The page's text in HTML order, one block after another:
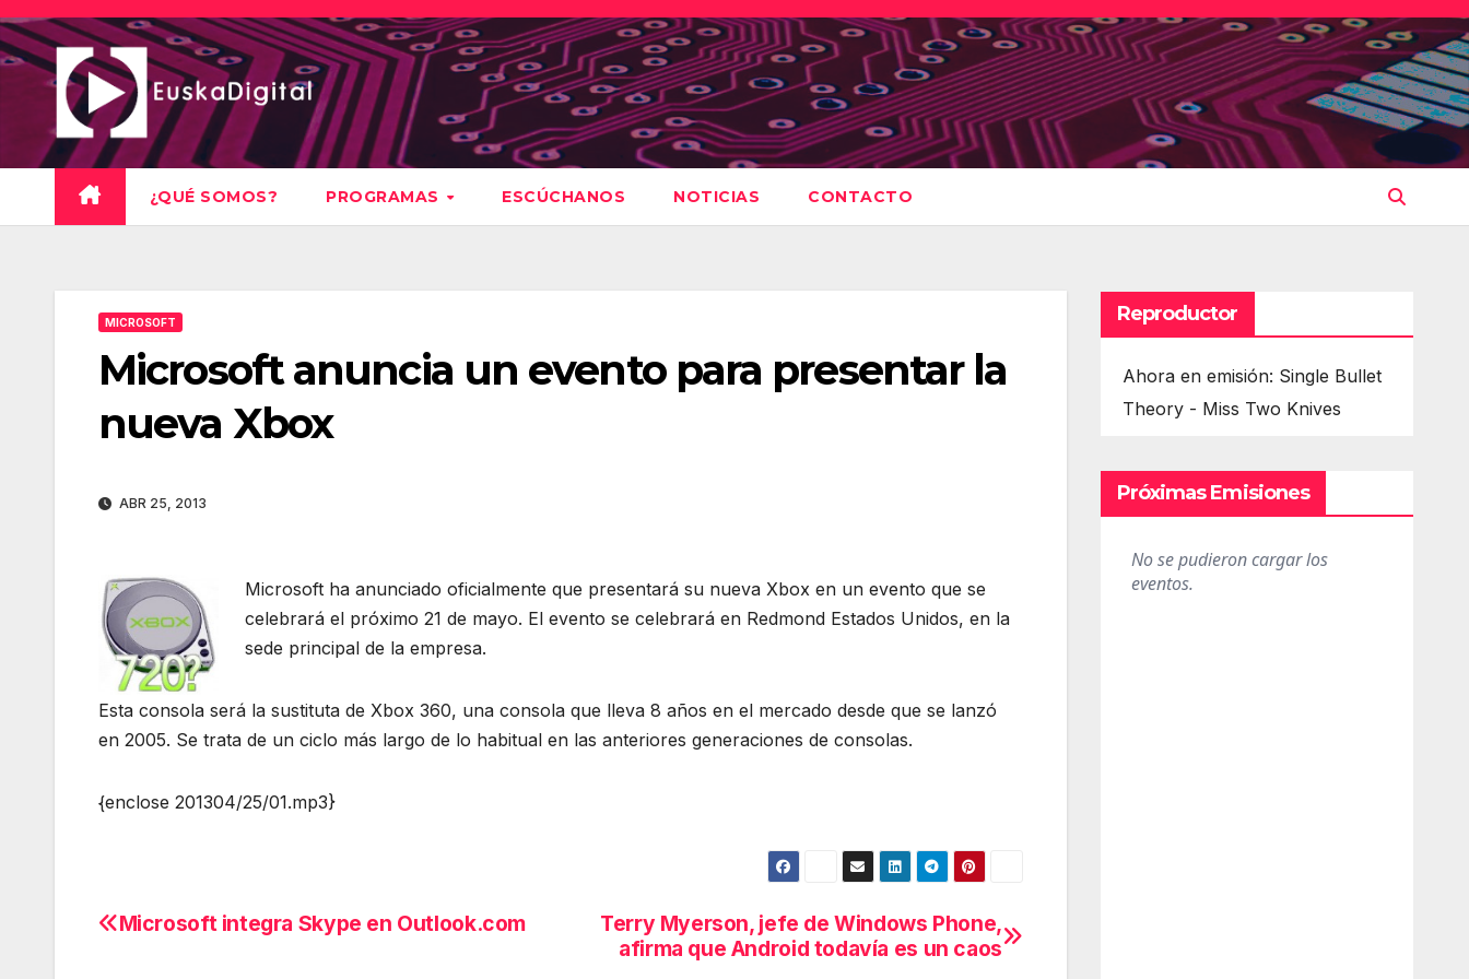
Saltar
al
contenido
¿QUÉ SOMOS? PROGRAMAS ESCÚCHANOS NOTICIAS CONTACTO
MICROSOFT
Microsoft anuncia un evento para presentar la
nueva Xbox
ABR 25, 2013
Microsoft ha anunciado oficialmente que presentará su nueva Xbox en un evento que se
celebrará el próximo 21 de mayo. El evento se celebrará en Redmond Estados Unidos, en la
sede principal de la empresa.
Esta consola será la sustituta de Xbox 360, una consola que lleva 8 años en el mercado desde que se lanzó
en 2005. Se trata de un ciclo más largo de lo habitual en las anteriores generaciones de consolas.
{enclose 201304/25/01.mp3}
Navegación
Terry Myerson, jefe de Windows Phone,
afirma que Android todavía es un caos
Microsoft integra Skype en Outlook.com
Reproductor
Ahora en emisión: Single Bullet
Theory - Miss Two Knives
Próximas Emisiones